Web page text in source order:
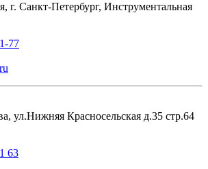
г. Санкт-Петербург, Инструментальная
77
ул.Нижняя Красносельская д.35 стр.64
63